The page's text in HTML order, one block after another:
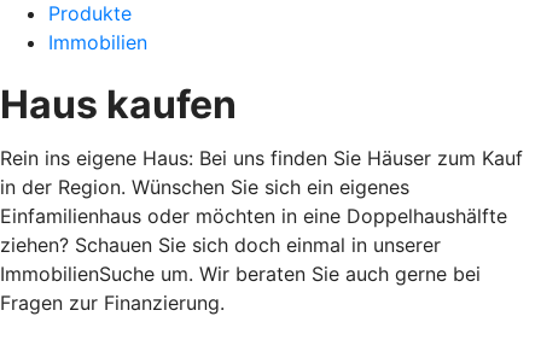
Produkte
Immobilien
Haus kaufen
Rein ins eigene Haus: Bei uns finden Sie Häuser zum Kauf
in der Region. Wünschen Sie sich ein eigenes
Einfamilienhaus oder möchten in eine Doppelhaushälfte
ziehen? Schauen Sie sich doch einmal in unserer
ImmobilienSuche um. Wir beraten Sie auch gerne bei
Fragen zur Finanzierung.